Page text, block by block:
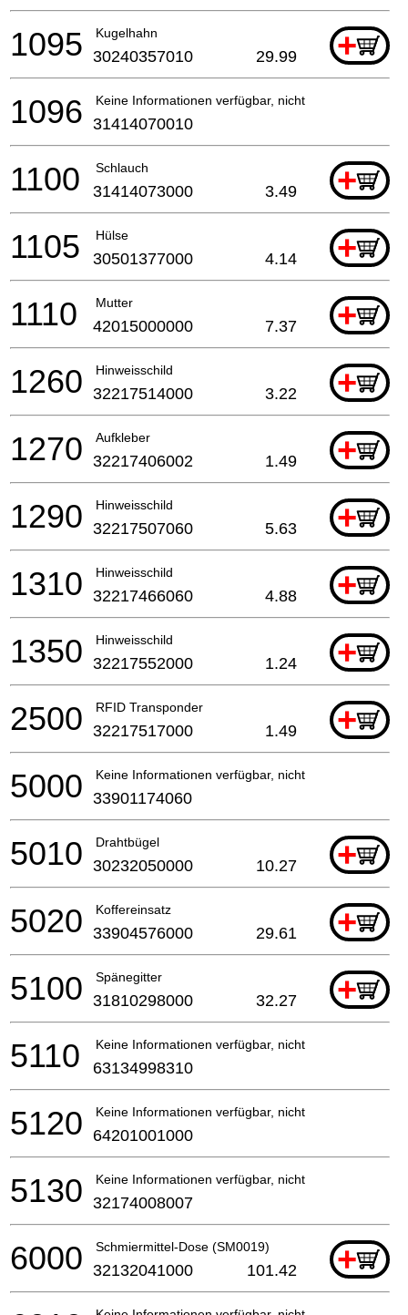
Kugelhahn +
1095 30240357010 29.99
Keine Informationen verfügbar, nicht bestellbar
1096 31414070010
Schlauch +
1100 31414073000 3.49
Hülse +
1105 30501377000 4.14
Mutter +
1110 42015000000 7.37
Hinweisschild +
1260 32217514000 3.22
Aufkleber +
1270 32217406002 1.49
Hinweisschild +
1290 32217507060 5.63
Hinweisschild +
1310 32217466060 4.88
Hinweisschild +
1350 32217552000 1.24
RFID Transponder +
2500 32217517000 1.49
Keine Informationen verfügbar, nicht bestellbar
5000 33901174060
Drahtbügel +
5010 30232050000 10.27
Koffereinsatz +
5020 33904576000 29.61
Spänegitter +
5100 31810298000 32.27
Keine Informationen verfügbar, nicht bestellbar
5110 63134998310
Keine Informationen verfügbar, nicht bestellbar
5120 64201001000
Keine Informationen verfügbar, nicht bestellbar
5130 32174008007
Schmiermittel-Dose (SM0019) +
6000 32132041000 101.42